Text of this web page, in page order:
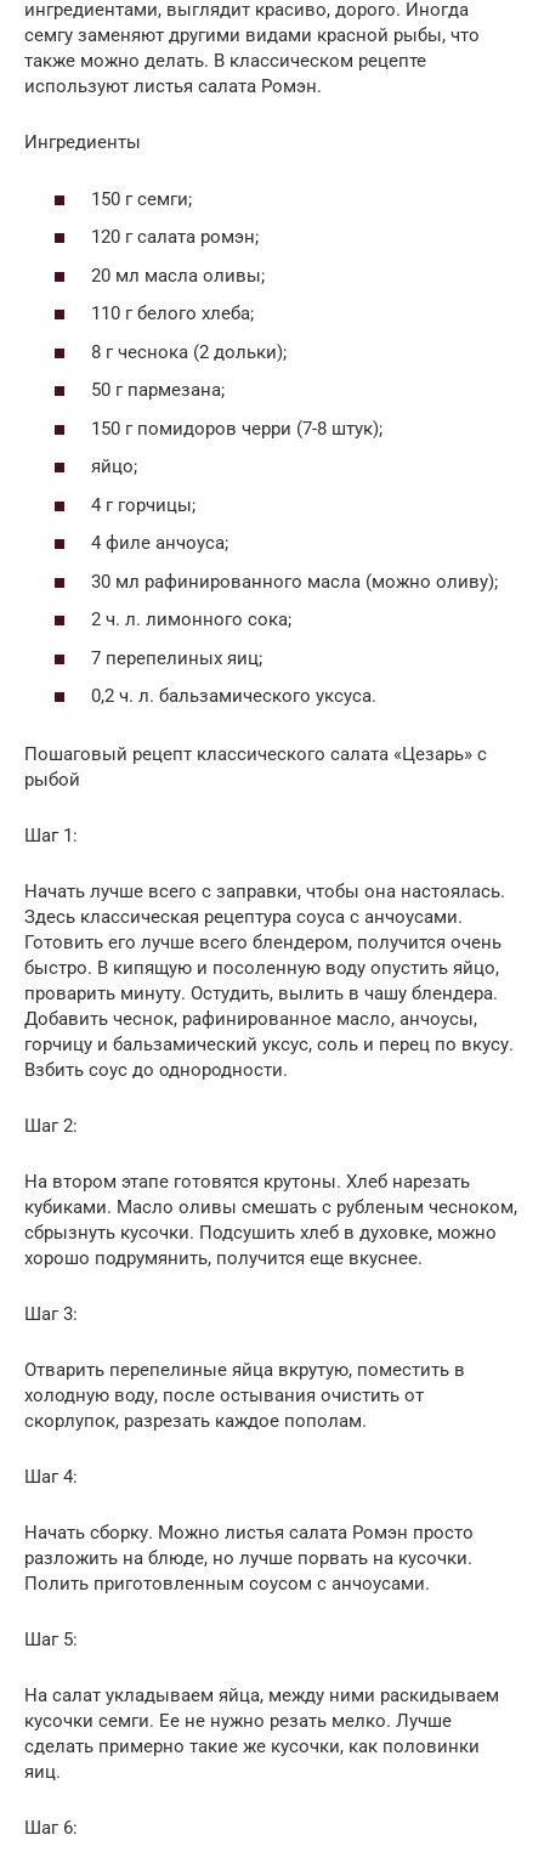
ингредиентами, выглядит красиво, дорого. Иногда
семгу заменяют другими видами красной рыбы, что
также можно делать. В классическом рецепте
используют листья салата Ромэн.
Ингредиенты
150 г семги;
120 г салата ромэн;
20 мл масла оливы;
110 г белого хлеба;
8 г чеснока (2 дольки);
50 г пармезана;
150 г помидоров черри (7-8 штук);
яйцо;
4 г горчицы;
4 филе анчоуса;
30 мл рафинированного масла (можно оливу);
2 ч. л. лимонного сока;
7 перепелиных яиц;
0,2 ч. л. бальзамического уксуса.
Пошаговый рецепт классического салата «Цезарь» с
рыбой
Шаг 1:
Начать лучше всего с заправки, чтобы она настоялась.
Здесь классическая рецептура соуса с анчоусами.
Готовить его лучше всего блендером, получится очень
быстро. В кипящую и посоленную воду опустить яйцо,
проварить минуту. Остудить, вылить в чашу блендера.
Добавить чеснок, рафинированное масло, анчоусы,
горчицу и бальзамический уксус, соль и перец по вкусу.
Взбить соус до однородности.
Шаг 2:
На втором этапе готовятся крутоны. Хлеб нарезать
кубиками. Масло оливы смешать с рубленым чесноком,
сбрызнуть кусочки. Подсушить хлеб в духовке, можно
хорошо подрумянить, получится еще вкуснее.
Шаг 3:
Отварить перепелиные яйца вкрутую, поместить в
холодную воду, после остывания очистить от
скорлупок, разрезать каждое пополам.
Шаг 4:
Начать сборку. Можно листья салата Ромэн просто
разложить на блюде, но лучше порвать на кусочки.
Полить приготовленным соусом с анчоусами.
Шаг 5:
На салат укладываем яйца, между ними раскидываем
кусочки семги. Ее не нужно резать мелко. Лучше
сделать примерно такие же кусочки, как половинки
яиц.
Шаг 6: